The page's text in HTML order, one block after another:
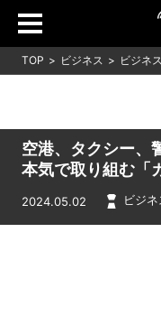
TOP ビジネス ビジネ
空港、タクシー、
本気で取り組む「
2024.05.02 ビジネ